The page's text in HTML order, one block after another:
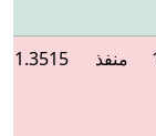
منفذ 1.3515